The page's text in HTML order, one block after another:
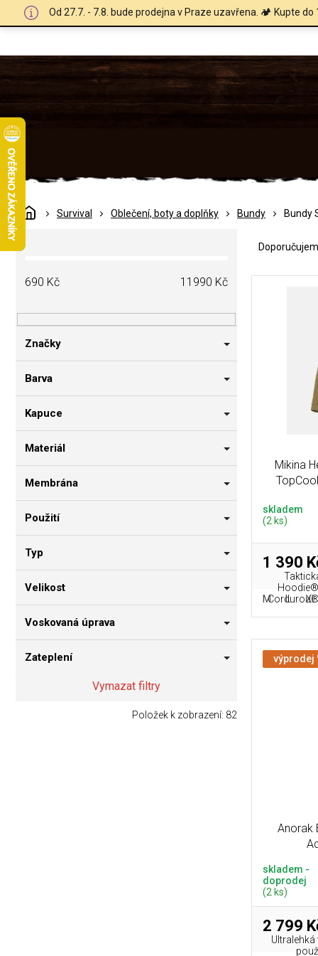
Od 27.7. - 7.8. bude prodejna v Praze uzavřena. 🏕️ Kupte
DomůSurvival Oblečení, boty a doplňky Bundy Bundy
P
o
a
n
í
a
690 Kč 11990 Kč
Značky
Barva
Kapuce
Materiál
Membrána
Použití
Typ
Velikost
Voskovaná úprava
Zateplení
Vymazat filtry
Položek k zobrazení: 82
e
Mikina
skladem
(2 ks)
1 390
Cordurou®
M L XL
výprodej
Anorak
skladem -
doprodej
(2 ks)
2 799